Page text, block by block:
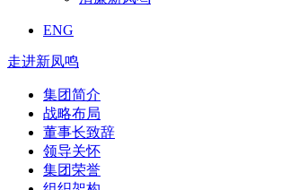
ENG
走进新凤鸣
集团简介
战略布局
董事长致辞
领导关怀
集团荣誉